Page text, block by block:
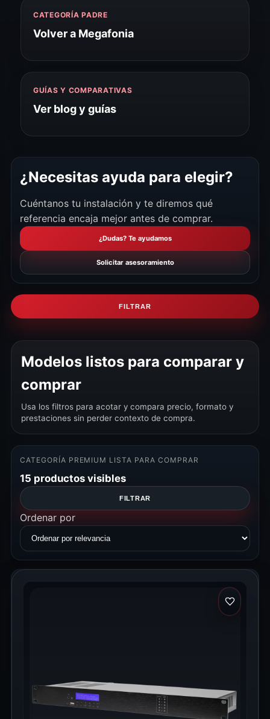
CATEGORÍA PADRE
Volver a Megafonia
GUÍAS Y COMPARATIVAS
Ver blog y guías
¿Necesitas ayuda para elegir?
Cuéntanos tu instalación y te diremos qué
referencia encaja mejor antes de comprar.
¿Dudas? Te ayudamos
Solicitar asesoramiento
FILTRAR
Modelos listos para comparar y
comprar
Usa los filtros para acotar y compara precio, formato y
prestaciones sin perder contexto de compra.
CATEGORÍA PREMIUM LISTA PARA COMPRAR
15 productos visibles
FILTRAR
Ordenar por